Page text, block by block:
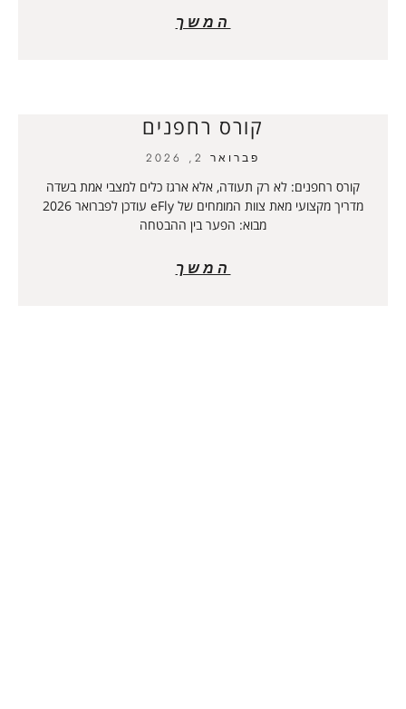
המשך
קורס רחפנים
פברואר 2, 2026
קורס רחפנים: לא רק תעודה, אלא ארגז כלים למצבי אמת בשדה
מדריך מקצועי מאת צוות המומחים של eFly עודכן לפברואר 2026
מבוא: הפער בין ההבטחה
המשך